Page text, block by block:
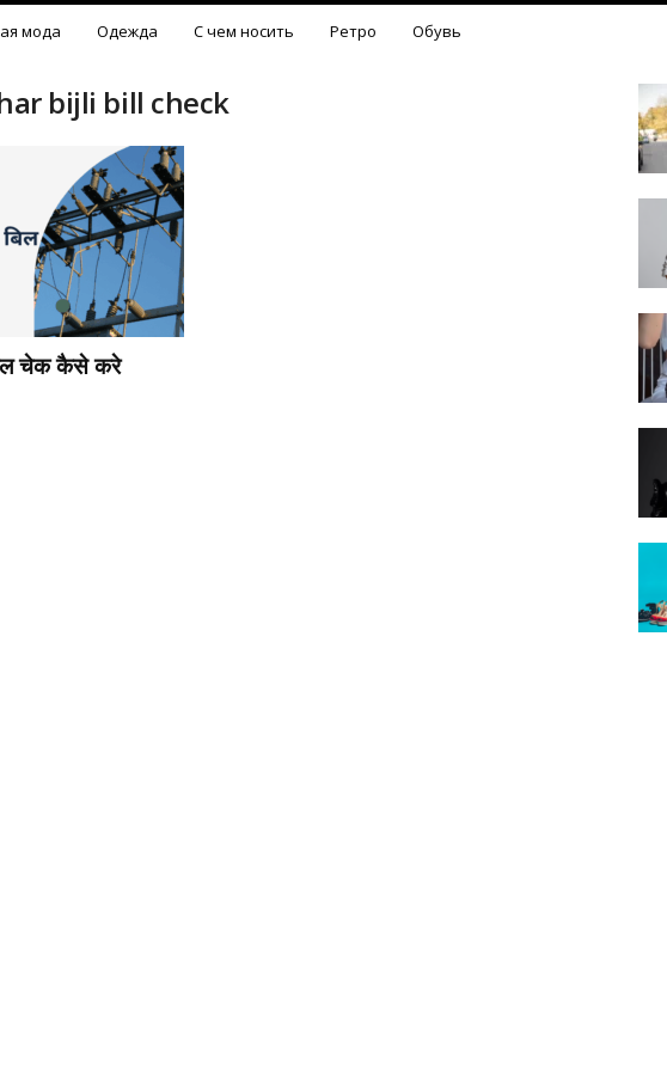
мода Одежда С чем носить Ретро Обувь
bijli bill check
चेक कैसे करे